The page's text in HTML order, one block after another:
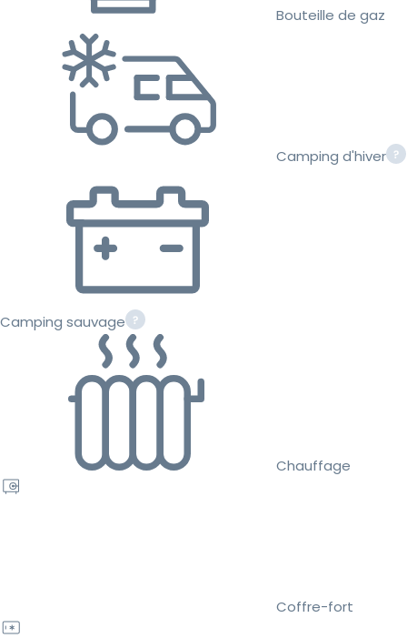
Bouteille de gaz
Camping d'hiver
Camping sauvage
Chauffage
Coffre-fort